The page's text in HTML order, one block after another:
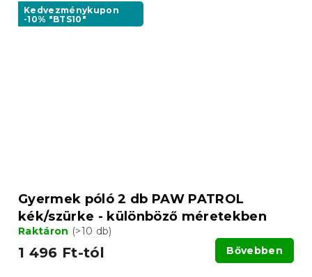
Kedvezménykupon
-10% "BTS10"
Gyermek póló 2 db PAW PATROL
kék/szürke - különböző méretekben
Raktáron (>10 db)
1 496 Ft-tól Bővebben